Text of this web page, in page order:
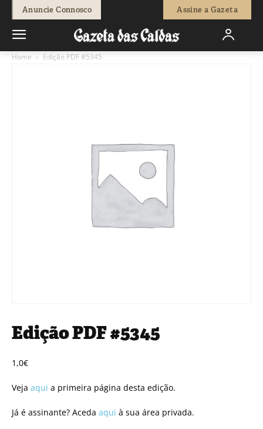
Anuncie Connosco Assine a Gazeta
Home Edição PDF #5345
Edição PDF #5345
1,0€
Veja aqui a primeira página desta edição.
Já é assinante? Aceda aqui à sua área privada.